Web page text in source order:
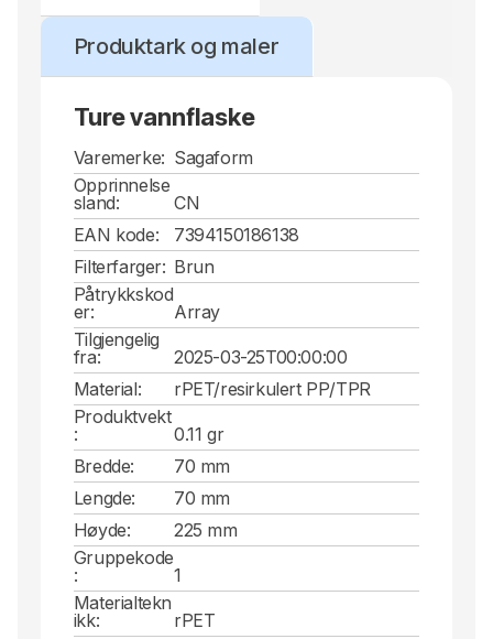
Produktark og maler
Ture vannflaske
Varemerke: Sagaform
Opprinnelse
sland:
CN
EAN kode:
7394150186138
Filterfarger: Brun
Påtrykkskod
er:
Array
Tilgjengelig
fra:
2025-03-25T00:00:00
Material:
rPET/resirkulert PP/TPR
Produktvekt
:
0.11 gr
Bredde:
70 mm
Lengde:
70 mm
Høyde:
225 mm
Gruppekode
:
1
Materialtekn
ikk:
rPET